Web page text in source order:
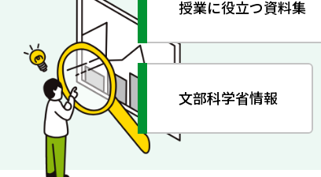
授業に役立つ資料集
文部科学省情報